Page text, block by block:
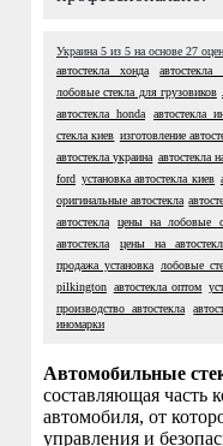
Украина 5 из 5 на основе 27
автостекла хонда
лобовые стекла для грузовиков
автостекла honda
автостекла
стекла киев изготовление
автостекла украина автостекла
ford установка автостекла киев
оригинальные автостекла
автостекла
цены на лобовые
автостекла
цены на
продажа установка
лобовые
pilkington автостекла оптом
производство автостекла
иномарки
Автомобильные
составляющая часть
автомобиля, от
управления и